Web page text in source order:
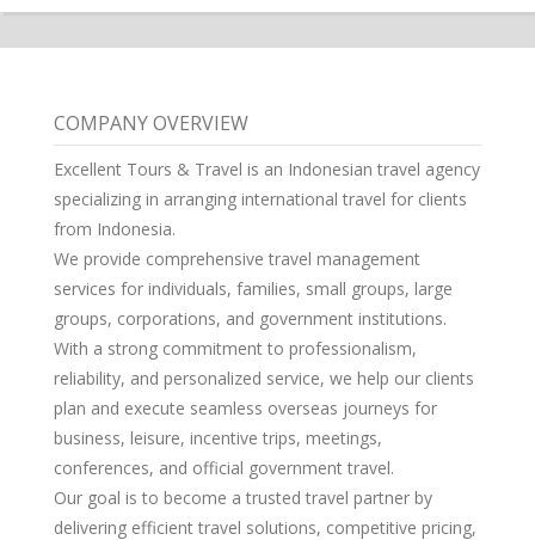
COMPANY OVERVIEW
Excellent Tours & Travel is an Indonesian travel agency
specializing in arranging international travel for clients
from Indonesia.
We provide comprehensive travel management
services for individuals, families, small groups, large
groups, corporations, and government institutions.
With a strong commitment to professionalism,
reliability, and personalized service, we help our clients
plan and execute seamless overseas journeys for
business, leisure, incentive trips, meetings,
conferences, and official government travel.
Our goal is to become a trusted travel partner by
delivering efficient travel solutions, competitive pricing,